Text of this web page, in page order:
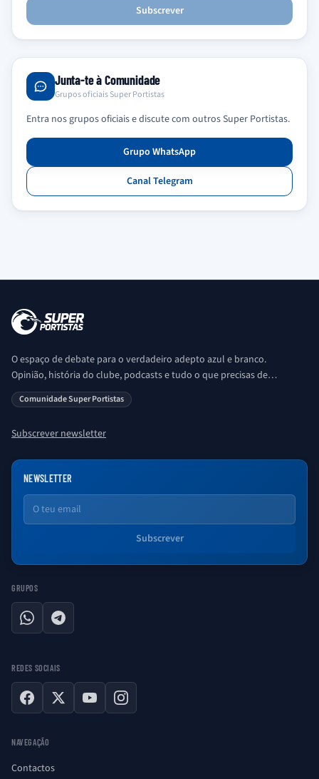
Subscrever
Junta-te à Comunidade
Grupos oficiais Super Portistas
Entra nos grupos oficiais e discute com outros Super Portistas.
Grupo WhatsApp
Canal Telegram
O espaço de debate para o verdadeiro adepto azul e branco.
Opinião, história do clube, podcasts e tudo o que precisas de
saber sobre o universo Porto. Ser Porto é aqui!
Comunidade Super Portistas
Subscrever newsletter
NEWSLETTER
Email
Subscrever
GRUPOS
WhatsAppTelegram
REDES SOCIAIS
Facebook
X YouTubeInstagram
NAVEGAÇÃO
Contactos